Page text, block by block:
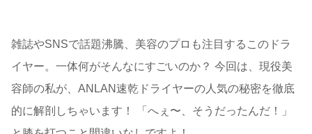
雑誌やSNSで話題沸騰、美容のプロも注目するこのドラ
イヤー。一体何がそんなにすごいのか？ 今回は、現役美
容師の私が、ANLAN速乾ドライヤーの人気の秘密を徹底
的に解剖しちゃいます！ 「へぇ〜、そうだったんだ！」